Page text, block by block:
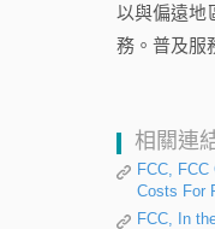
以與偏遠地
務。普及服
相關連
FCC, FCC
Costs For
FCC, In